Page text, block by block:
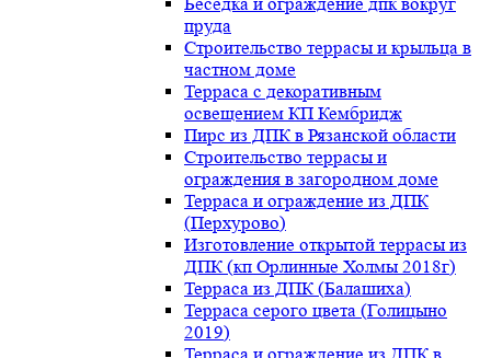
пруда
Строительство террасы и крыльца в
частном доме
Терраса с декоративным
освещением КП Кембридж
Пирс из ДПК в Рязанской области
Строительство террасы и
ограждения в загородном доме
Терраса и ограждение из ДПК
(Перхурово)
Изготовление открытой террасы из
ДПК (кп Орлинные Холмы 2018г)
Терраса из ДПК (Балашиха)
Терраса серого цвета (Голицыно
2019)